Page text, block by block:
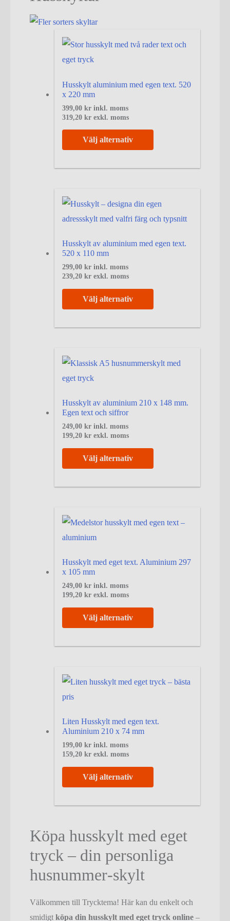
Husskylt aluminium med egen text. 520
x 220 mm
399,00kr inkl. moms
319,20kr exkl. moms
Välj alternativ
Husskylt av aluminium med egen text.
520 x 110 mm
299,00kr inkl. moms
239,20kr exkl. moms
Välj alternativ
Husskylt av aluminium 210 x 148 mm.
Egen text och siffror
249,00kr inkl. moms
199,20kr exkl. moms
Välj alternativ
Husskylt med eget text. Aluminium 297
x 105 mm
249,00kr inkl. moms
199,20kr exkl. moms
Välj alternativ
Liten Husskylt med egen text.
Aluminium 210 x 74 mm
199,00kr inkl. moms
159,20kr exkl. moms
Välj alternativ
Köpa husskylt med eget
tryck – din personliga
husnummer‑skylt
Välkommen till Trycktema! Här kan du enkelt och
smidigtköpa din husskylt med eget tryck online –